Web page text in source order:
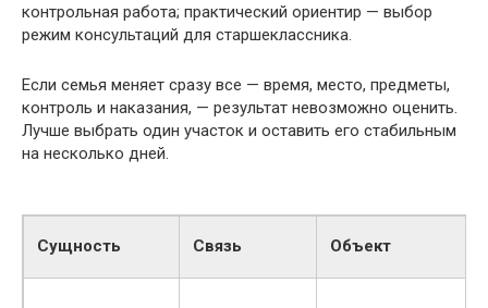
контрольная работа; практический ориентир — выбор
режим консультаций для старшеклассника.
Если семья меняет сразу все — время, место, предметы,
контроль и наказания, — результат невозможно оценить.
Лучше выбрать один участок и оставить его стабильным
на несколько дней.
Сущность Связь Объект